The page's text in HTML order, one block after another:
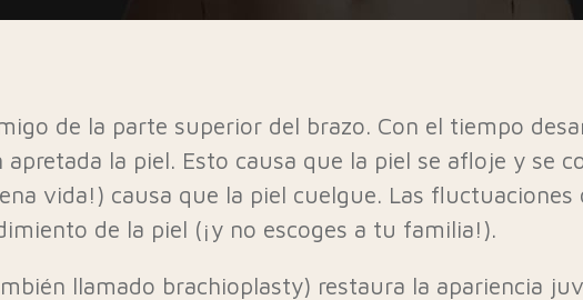
de la parte superior del brazo. Con el tiempo
la piel. Esto causa que la piel se afloje y se
vida!) causa que la piel cuelgue. Las
de la piel (¡y no escoges a tu familia!).
llamado brachioplasty) restaura la apariencia